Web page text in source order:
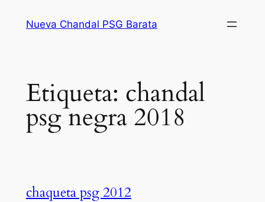
Nueva Chandal PSG Barata
Etiqueta: chandal
psg negra 2018
chaqueta psg 2012